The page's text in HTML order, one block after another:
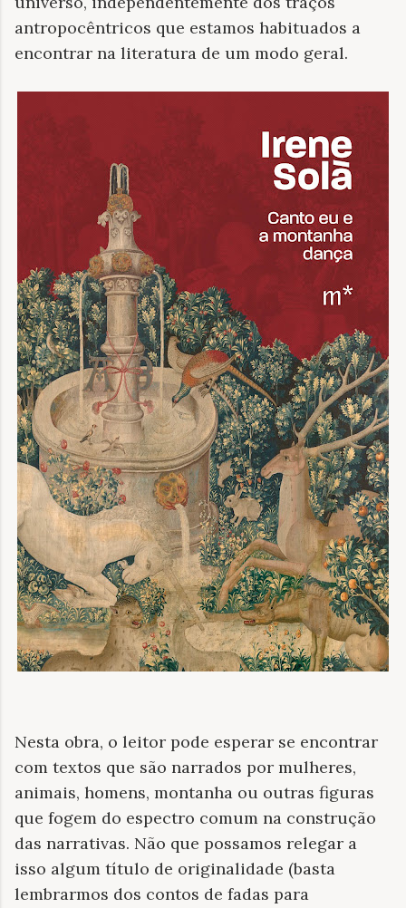
antropocêntricos que estamos habituados a
encontrar na literatura de um modo geral.
Nesta obra, o leitor pode esperar se encontrar
com textos que são narrados por mulheres,
animais, homens, montanha ou outras figuras
que fogem do espectro comum na construção
das narrativas. Não que possamos relegar a
isso algum título de originalidade (basta
lembrarmos dos contos de fadas para